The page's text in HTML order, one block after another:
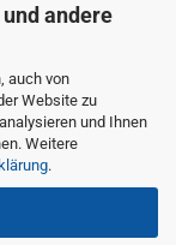
andere
auch von
Website zu
und Ihnen
Weitere
.